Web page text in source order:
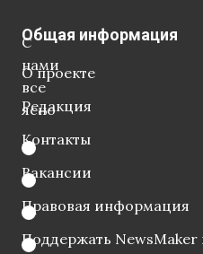
С
нами
все
ясно
Общая информация
О проекте
Редакция
Контакты
Вакансии
Правовая информация
Поддержать NewsMaker